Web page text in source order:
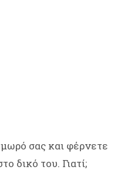
σας και φέρνετε
δικό του. Γιατί;